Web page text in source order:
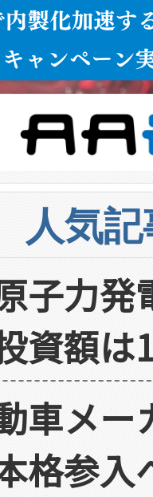
人気
子力
額は
車メ
格参入